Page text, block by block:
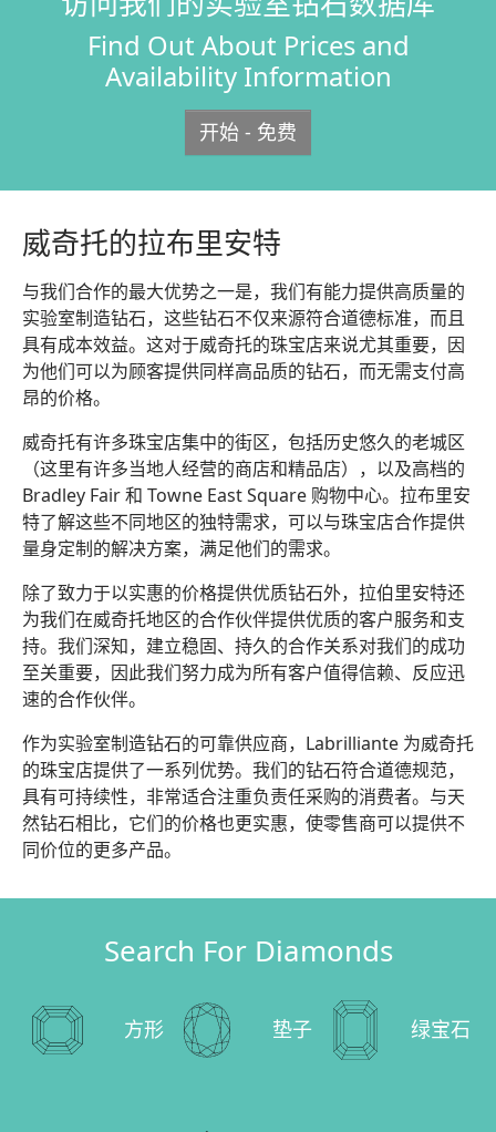
Find Out About Prices and
Availability Information
开始 - 免费
威奇托的拉布里安特
与我们合作的最大优势之一是，我们有能力提供高质量的
实验室制造钻石，这些钻石不仅来源符合道德标准，而且
具有成本效益。这对于威奇托的珠宝店来说尤其重要，因
为他们可以为顾客提供同样高品质的钻石，而无需支付高
昂的价格。
威奇托有许多珠宝店集中的街区，包括历史悠久的老城区
（这里有许多当地人经营的商店和精品店），以及高档的
Bradley Fair 和 Towne East Square 购物中心。拉布里安
特了解这些不同地区的独特需求，可以与珠宝店合作提供
量身定制的解决方案，满足他们的需求。
除了致力于以实惠的价格提供优质钻石外，拉伯里安特还
为我们在威奇托地区的合作伙伴提供优质的客户服务和支
持。我们深知，建立稳固、持久的合作关系对我们的成功
至关重要，因此我们努力成为所有客户值得信赖、反应迅
速的合作伙伴。
作为实验室制造钻石的可靠供应商，Labrilliante 为威奇托
的珠宝店提供了一系列优势。我们的钻石符合道德规范，
具有可持续性，非常适合注重负责任采购的消费者。与天
然钻石相比，它们的价格也更实惠，使零售商可以提供不
同价位的更多产品。
Search For Diamonds
方形 垫子 绿宝石